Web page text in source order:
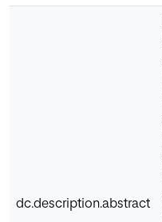
dc.description.abstract